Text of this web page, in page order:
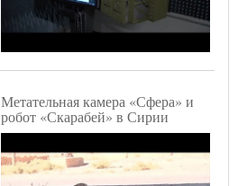
Метательная камера «Сфера» и
робот «Скарабей» в Сирии